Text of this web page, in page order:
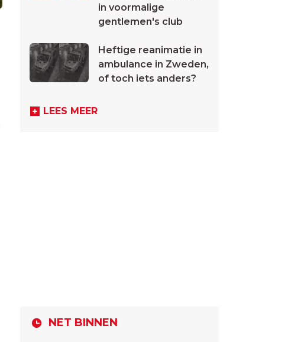
in voormalige
gentlemen's club
Heftige reanimatie in
ambulance in Zweden,
of toch iets anders?
LEES MEER
NET BINNEN